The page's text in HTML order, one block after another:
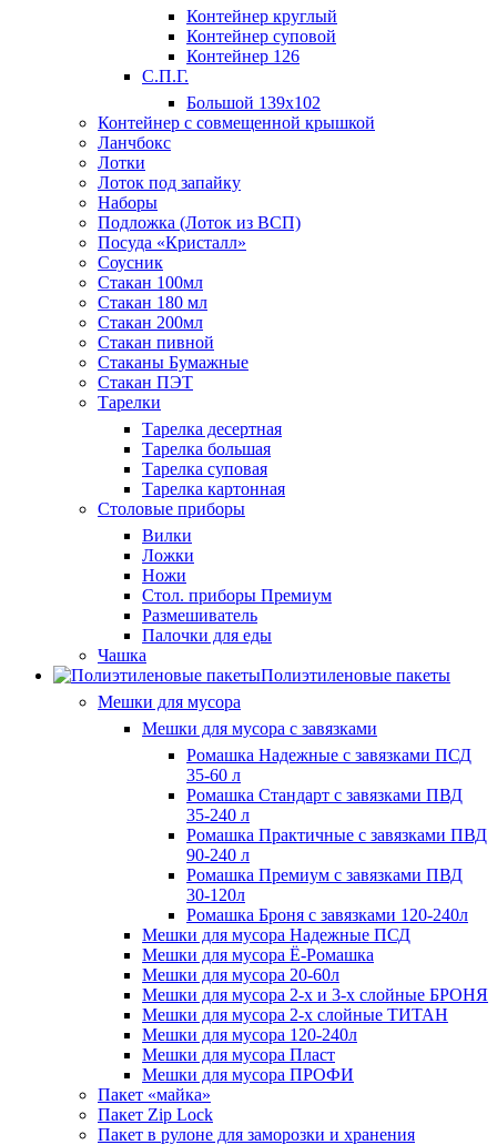
Контейнер круглый
Контейнер суповой
Контейнер 126
С.П.Г.
Большой 139х102
Контейнер с совмещенной крышкой
Ланчбокс
Лотки
Лоток под запайку
Наборы
Подложка (Лоток из ВСП)
Посуда «Кристалл»
Соусник
Стакан 100мл
Стакан 180 мл
Стакан 200мл
Стакан пивной
Стаканы Бумажные
Стакан ПЭТ
Тарелки
Тарелка десертная
Тарелка большая
Тарелка суповая
Тарелка картонная
Столовые приборы
Вилки
Ложки
Ножи
Стол. приборы Премиум
Размешиватель
Палочки для еды
Чашка
Полиэтиленовые пакеты
Мешки для мусора
Мешки для мусора с завязками
Ромашка Надежные с завязками ПСД
35-60 л
Ромашка Стандарт с завязками ПВД
35-240 л
Ромашка Практичные с завязками ПВД
90-240 л
Ромашка Премиум с завязками ПВД
30-120л
Ромашка Броня с завязками 120-240л
Мешки для мусора Надежные ПСД
Мешки для мусора Ё-Ромашка
Мешки для мусора 20-60л
Мешки для мусора 2-х и 3-х слойные БРОНЯ
Мешки для мусора 2-х слойные ТИТАН
Мешки для мусора 120-240л
Мешки для мусора Пласт
Мешки для мусора ПРОФИ
Пакет «майка»
Пакет Zip Lock
Пакет в рулоне для заморозки и хранения